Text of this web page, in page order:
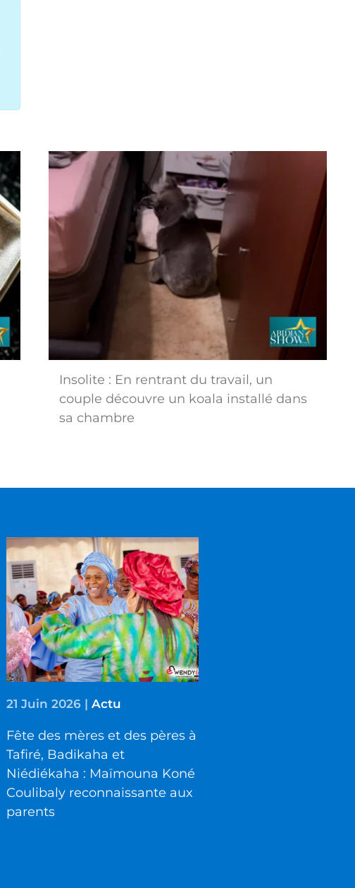
Insolite : En rentrant du travail, un
couple découvre un koala installé dans
sa chambre
21 Juin 2026| Actu
Fête des mères et des pères à
Tafiré, Badikaha et
Niédiékaha : Maïmouna Koné
Coulibaly reconnaissante aux
parents